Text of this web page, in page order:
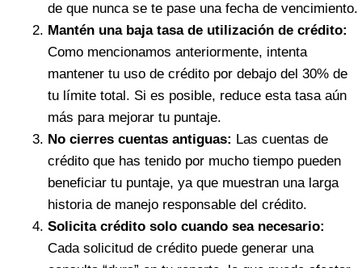
de que nunca se te pase una fecha de vencimiento.
Mantén una baja tasa de utilización de crédito:
Como mencionamos anteriormente, intenta
mantener tu uso de crédito por debajo del 30% de
tu límite total. Si es posible, reduce esta tasa aún
más para mejorar tu puntaje.
No cierres cuentas antiguas: Las cuentas de
crédito que has tenido por mucho tiempo pueden
beneficiar tu puntaje, ya que muestran una larga
historia de manejo responsable del crédito.
Solicita crédito solo cuando sea necesario:
Cada solicitud de crédito puede generar una